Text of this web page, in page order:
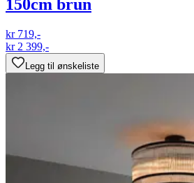
150cm brun
kr 719,-
kr 2 399,-
Legg til ønskeliste